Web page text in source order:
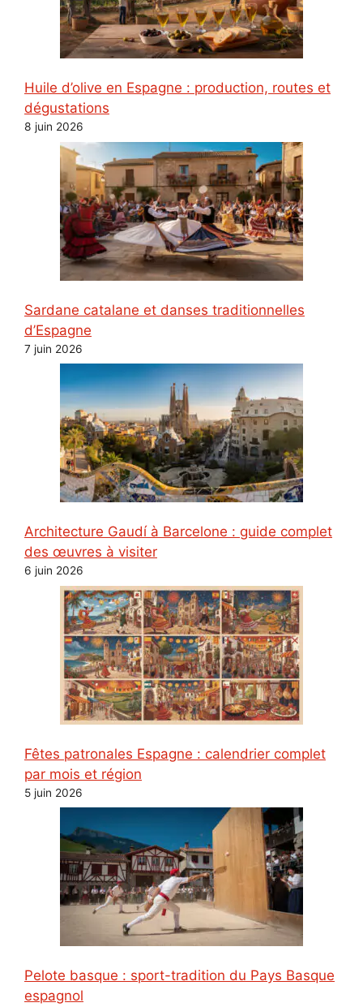
Huile d’olive en Espagne : production, routes et
dégustations
8 juin 2026
Sardane catalane et danses traditionnelles
d’Espagne
7 juin 2026
Architecture Gaudí à Barcelone : guide complet
des œuvres à visiter
6 juin 2026
Fêtes patronales Espagne : calendrier complet
par mois et région
5 juin 2026
Pelote basque : sport-tradition du Pays Basque
espagnol